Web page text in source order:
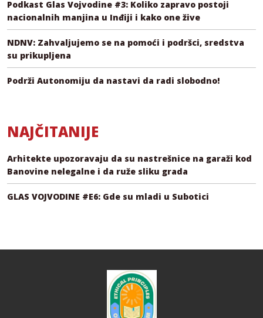
Podkast Glas Vojvodine #3: Koliko zapravo postoji
nacionalnih manjina u Inđiji i kako one žive
NDNV: Zahvaljujemo se na pomoći i podršci, sredstva
su prikupljena
Podrži Autonomiju da nastavi da radi slobodno!
NAJČITANIJE
Arhitekte upozoravaju da su nastrešnice na garaži kod
Banovine nelegalne i da ruže sliku grada
GLAS VOJVODINE #E6: Gde su mladi u Subotici